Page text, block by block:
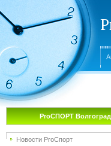
ProСПОРТ Волгоград
Новости ProСпорт